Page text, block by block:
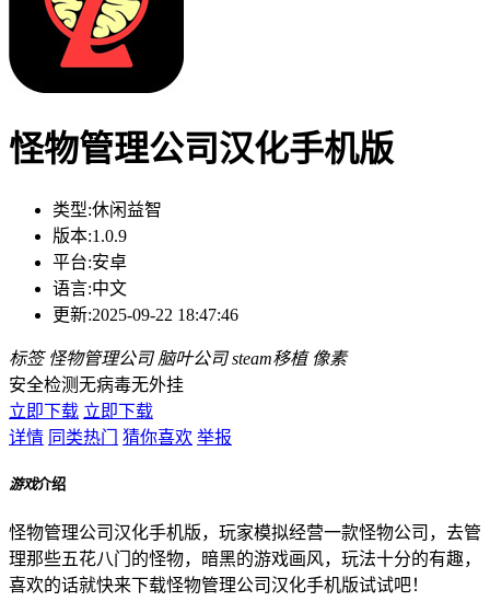
怪物管理公司汉化手机版
类型:休闲益智
版本:1.0.9
平台:安卓
语言:中文
更新:2025-09-22 18:47:46
标签 怪物管理公司 脑叶公司 steam移植 像素
安全检测无病毒无外挂
立即下载 立即下载
详情 同类热门 猜你喜欢 举报
游戏介绍
怪物管理公司汉化手机版，玩家模拟经营一款怪物公司，去管
理那些五花八门的怪物，暗黑的游戏画风，玩法十分的有趣，
喜欢的话就快来下载怪物管理公司汉化手机版试试吧！